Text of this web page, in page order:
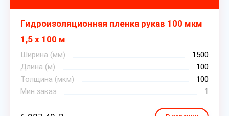
Гидроизоляционная пленка рукав 100 мкм
1,5 х 100 м
Ширина (мм)
1500
Длина (м)
100
Толщина (мкм)
100
Мин.заказ
1